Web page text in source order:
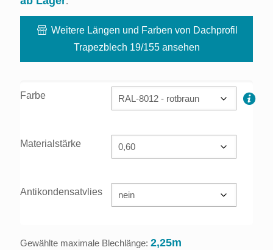
Weitere Längen und Farben von Dachprofil
Trapezblech 19/155 ansehen
Farbe
Materialstärke
Antikondensatvlies
Gewählte maximale Blechlänge: 2,25m